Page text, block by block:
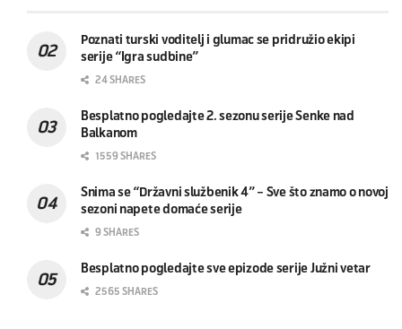
Poznati turski voditelj i glumac se pridružio ekipi
serije “Igra sudbine”
24 SHARES
Besplatno pogledajte 2. sezonu serije Senke nad
Balkanom
1559 SHARES
Snima se “Državni službenik 4” – Sve što znamo o novoj
sezoni napete domaće serije
9 SHARES
Besplatno pogledajte sve epizode serije Južni vetar
2565 SHARES